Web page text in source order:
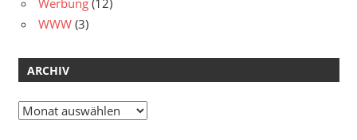
Werbung (12)
WWW (3)
ARCHIV
Archiv